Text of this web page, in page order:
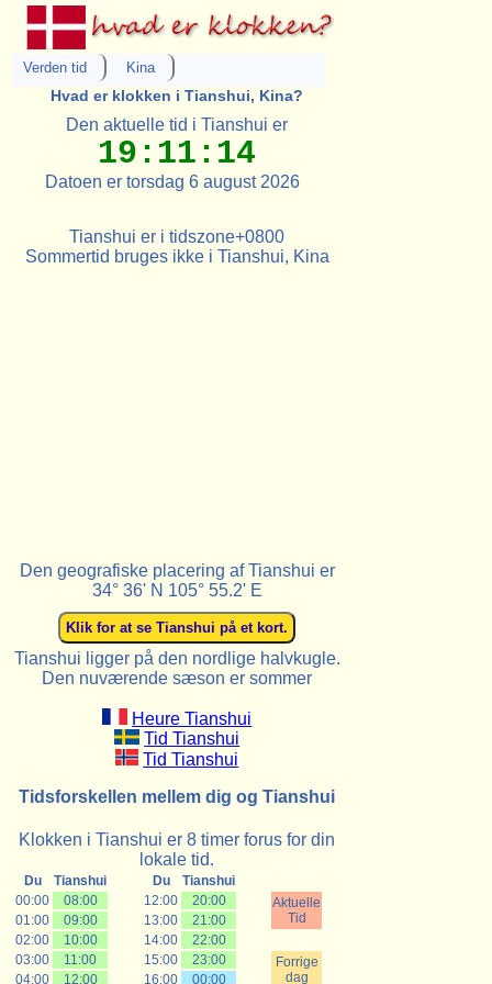
Verden tid Kina
Hvad er klokken i Tianshui, Kina?
Den aktuelle tid i Tianshui er
19:11:14
Datoen er torsdag 6 august 2026
Tianshui er i tidszone+0800
Sommertid bruges ikke i Tianshui, Kina
Den geografiske placering af Tianshui er
34° 36' N 105° 55.2' E
Tianshui ligger på den nordlige halvkugle.
Den nuværende sæson er sommer
Heure Tianshui
Tid Tianshui
Tid Tianshui
Tidsforskellen mellem dig og Tianshui
Klokken i Tianshui er 8 timer forus for din
lokale tid.
Du Tianshui Du
Tianshui
00:00
08:00 12:00 20:00
Aktuelle
Tid
01:00 09:00 13:00
21:00
02:00
10:00 14:00
22:00
03:00
11:00 15:00 23:00
Forrige
dag
04:00 12:00 16:00 00:00